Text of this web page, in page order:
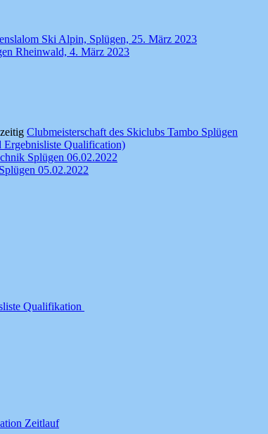
Ski Alpin, Splügen, 25. März 2023
Rheinwald, 4. März 2023
Clubmeisterschaft des Skiclubs Tambo Splügen
Ergebnisliste Qualification)
Splügen 06.02.2022
05.02.2022
Qualifikation
Zeitlauf